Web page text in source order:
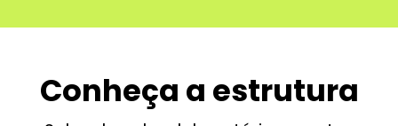
Conheça a estrutura